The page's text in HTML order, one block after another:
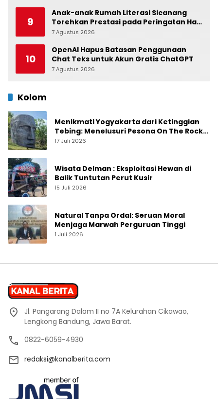
9
Anak-anak Rumah Literasi Sicanang
Torehkan Prestasi pada Peringatan Hari
Anak Nasional di Kecamatan Medan
7 Agustus 2026
10
OpenAI Hapus Batasan Penggunaan
Chat Teks untuk Akun Gratis ChatGPT
7 Agustus 2026
Kolom
Menikmati Yogyakarta dari Ketinggian
Tebing: Menelusuri Pesona On The Rock
Jogja yang Sedang Naik Daun
17 Juli 2026
Wisata Delman : Eksploitasi Hewan di
Balik Tuntutan Perut Kusir
15 Juli 2026
Natural Tanpa Ordal: Seruan Moral
Menjaga Marwah Perguruan Tinggi
1 Juli 2026
Jl. Pangarang Dalam II no 7A Kelurahan Cikawao,
Lengkong Bandung, Jawa Barat.
0822-6059-4930
redaksi@kanalberita.com